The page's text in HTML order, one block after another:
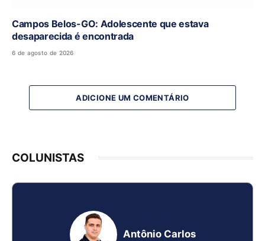
Campos Belos-GO: Adolescente que estava
desaparecida é encontrada
6 de agosto de 2026
ADICIONE UM COMENTÁRIO
COLUNISTAS
Antônio Carlos